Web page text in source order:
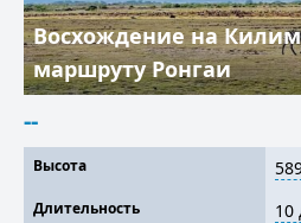
Восхождение на
маршруту Ронгаи
--
Высота
Длительность 10